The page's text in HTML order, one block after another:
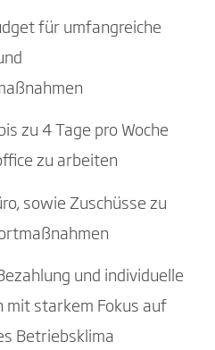
für umfangreiche
zu 4 Tage pro Woche
zu arbeiten
sowie Zuschüsse zu
und individuelle
mit starkem Fokus auf
Betriebsklima